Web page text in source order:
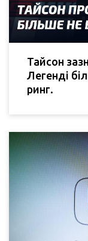
Тайсон
Легенді
ринг.